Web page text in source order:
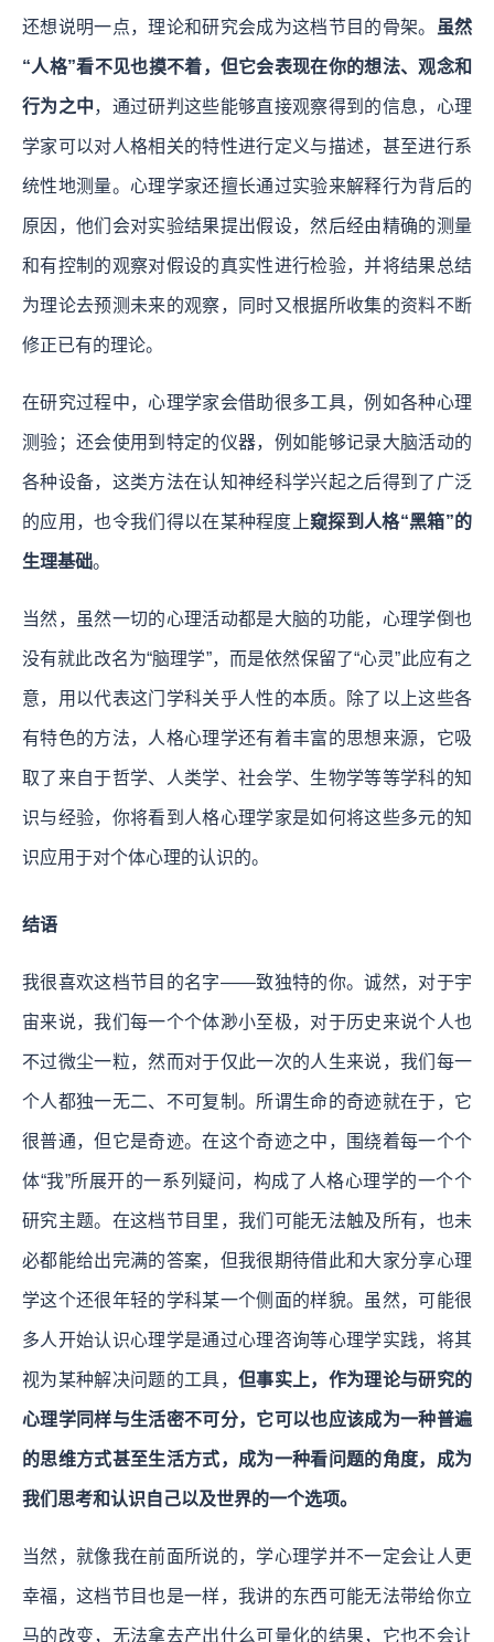
还想说明一点，理论和研究会成为这档节目的骨架。 虽然
“人格”看不见也摸不着，但它会表现在你的想法、观念和
行为之中，通过研判这些能够直接观察得到的信息，心理
学家可以对人格相关的特性进行定义与描述，甚至进行系
统性地测量。心理学家还擅长通过实验来解释行为背后的
原因，他们会对实验结果提出假设，然后经由精确的测量
和有控制的观察对假设的真实性进行检验，并将结果总结
为理论去预测未来的观察，同时又根据所收集的资料不断
修正已有的理论。
在研究过程中，心理学家会借助很多工具，例如各种心理
测验；还会使用到特定的仪器，例如能够记录大脑活动的
各种设备，这类方法在认知神经科学兴起之后得到了广泛
的应用，也令我们得以在某种程度上窥探到人格“黑箱”的
生理基础。
当然，虽然一切的心理活动都是大脑的功能，心理学倒也
没有就此改名为“脑理学”，而是依然保留了“心灵”此应有之
意，用以代表这门学科关乎人性的本质。除了以上这些各
有特色的方法，人格心理学还有着丰富的思想来源，它吸
取了来自于哲学、人类学、社会学、生物学等等学科的知
识与经验，你将看到人格心理学家是如何将这些多元的知
识应用于对个体心理的认识的。
结语
我很喜欢这档节目的名字——致独特的你。诚然，对于宇
宙来说，我们每一个个体渺小至极，对于历史来说个人也
不过微尘一粒，然而对于仅此一次的人生来说，我们每一
个人都独一无二、不可复制。所谓生命的奇迹就在于，它
很普通，但它是奇迹。在这个奇迹之中，围绕着每一个个
体“我”所展开的一系列疑问，构成了人格心理学的一个个
研究主题。 在这档节目里，我们可能无法触及所有，也未
必都能给出完满的答案，但我很期待借此和大家分享心理
学这个还很年轻的学科某一个侧面的样貌。虽然，可能很
多人开始认识心理学是通过心理咨询等心理学实践，将其
视为某种解决问题的工具， 但事实上，作为理论与研究的
心理学同样与生活密不可分，它可以也应该成为一种普遍
的思维方式甚至生活方式，成为一种看问题的角度，成为
我们思考和认识自己以及世界的一个选项。
当然，就像我在前面所说的，学心理学并不一定会让人更
幸福，这档节目也是一样，我讲的东西可能无法带给你立
马的改变，无法拿去产出什么可量化的结果，它也不会让